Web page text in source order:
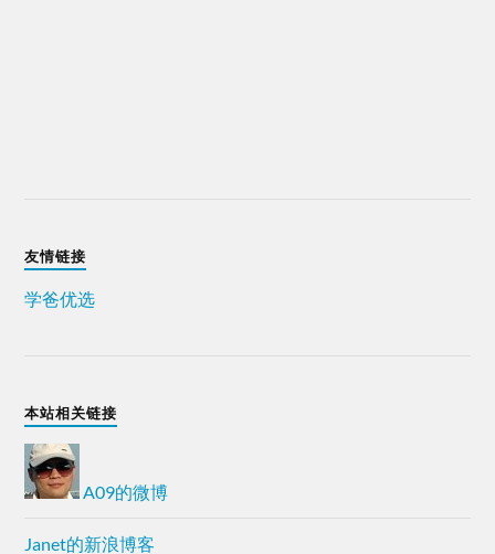
友情链接
学爸优选
本站相关链接
A09的微博
Janet的新浪博客